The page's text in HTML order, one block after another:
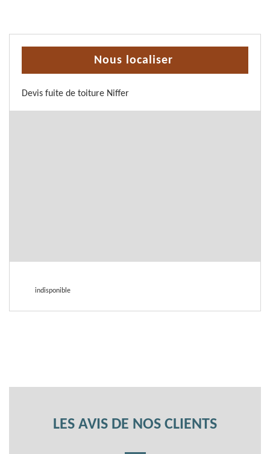
Nous localiser
Devis fuite de toiture Niffer
indisponible
LES AVIS DE NOS CLIENTS